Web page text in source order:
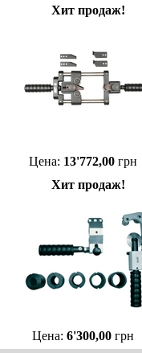
Хит продаж!
Цена: 13'772,00 грн
Хит продаж!
Цена: 6'300,00 грн